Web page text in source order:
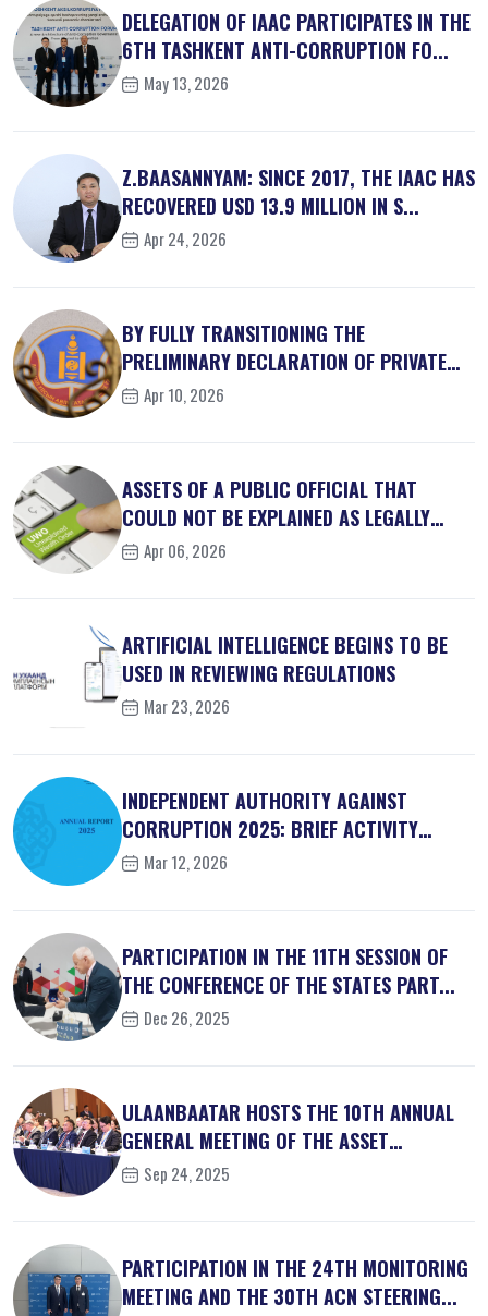
DELEGATION OF IAAC PARTICIPATES IN THE
6TH TASHKENT ANTI-CORRUPTION FO...
May 13, 2026
Z.BAASANNYAM: SINCE 2017, THE IAAC HAS
RECOVERED USD 13.9 MILLION IN S...
Apr 24, 2026
BY FULLY TRANSITIONING THE
PRELIMINARY DECLARATION OF PRIVATE
INTEREST...
Apr 10, 2026
ASSETS OF A PUBLIC OFFICIAL THAT
COULD NOT BE EXPLAINED AS LEGALLY
OBT...
Apr 06, 2026
ARTIFICIAL INTELLIGENCE BEGINS TO BE
USED IN REVIEWING REGULATIONS
Mar 23, 2026
INDEPENDENT AUTHORITY AGAINST
CORRUPTION 2025: BRIEF ACTIVITY
REPORT
Mar 12, 2026
PARTICIPATION IN THE 11TH SESSION OF
THE CONFERENCE OF THE STATES PART...
Dec 26, 2025
ULAANBAATAR HOSTS THE 10TH ANNUAL
GENERAL MEETING OF THE ASSET
RECOVER...
Sep 24, 2025
PARTICIPATION IN THE 24TH MONITORING
MEETING AND THE 30TH ACN STEERING...